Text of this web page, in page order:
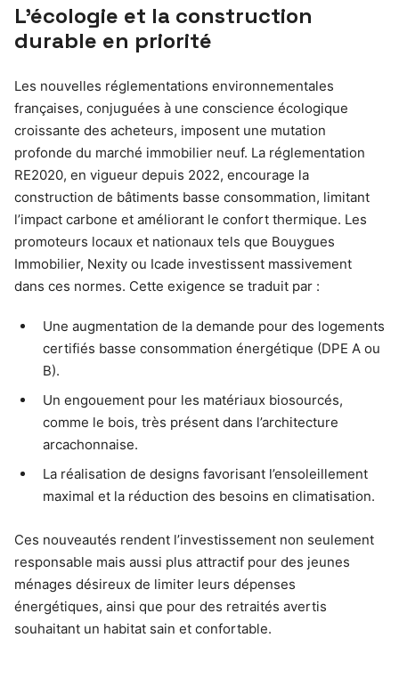
L’écologie et la construction
durable en priorité
Les nouvelles réglementations environnementales
françaises, conjuguées à une conscience écologique
croissante des acheteurs, imposent une mutation
profonde du marché immobilier neuf. La réglementation
RE2020, en vigueur depuis 2022, encourage la
construction de bâtiments basse consommation, limitant
l’impact carbone et améliorant le confort thermique. Les
promoteurs locaux et nationaux tels que Bouygues
Immobilier, Nexity ou Icade investissent massivement
dans ces normes. Cette exigence se traduit par :
Une augmentation de la demande pour des logements
certifiés basse consommation énergétique (DPE A ou
B).
Un engouement pour les matériaux biosourcés,
comme le bois, très présent dans l’architecture
arcachonnaise.
La réalisation de designs favorisant l’ensoleillement
maximal et la réduction des besoins en climatisation.
Ces nouveautés rendent l’investissement non seulement
responsable mais aussi plus attractif pour des jeunes
ménages désireux de limiter leurs dépenses
énergétiques, ainsi que pour des retraités avertis
souhaitant un habitat sain et confortable.